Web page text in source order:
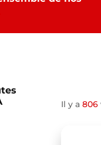
Il y a 806